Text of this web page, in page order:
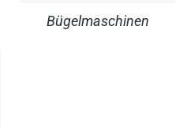
Bügelmaschinen